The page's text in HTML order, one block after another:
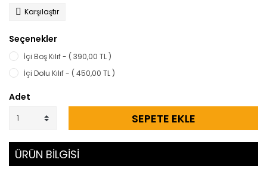
Karşılaştır
Seçenekler
İçi Boş Kılıf - ( 390,00 TL )
İçi Dolu Kılıf - ( 450,00 TL )
Adet
SEPETE EKLE
ÜRÜN BİLGİSİ